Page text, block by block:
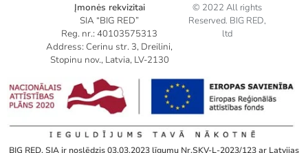
Įmonės rekvizitai
SIA “BIG RED”
Reg. nr.: 40103575313
Address: Cerinu str. 3, Dreilini,
Stopinu nov., Latvia, LV-2130
© 2022 All rights
Reserved. BIG RED,
ltd
BIG RED, SIA ir noslēdzis 03.03.2023 līgumu Nr.SKV-L-2023/123 ar Latvijas